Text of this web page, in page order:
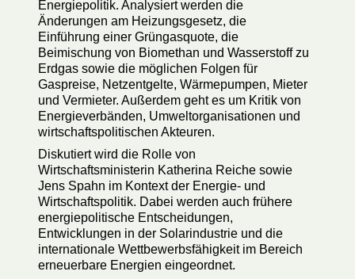
Energiepolitik. Analysiert werden die
Änderungen am Heizungsgesetz, die
Einführung einer Grüngasquote, die
Beimischung von Biomethan und Wasserstoff zu
Erdgas sowie die möglichen Folgen für
Gaspreise, Netzentgelte, Wärmepumpen, Mieter
und Vermieter. Außerdem geht es um Kritik von
Energieverbänden, Umweltorganisationen und
wirtschaftspolitischen Akteuren.
Diskutiert wird die Rolle von
Wirtschaftsministerin Katherina Reiche sowie
Jens Spahn im Kontext der Energie- und
Wirtschaftspolitik. Dabei werden auch frühere
energiepolitische Entscheidungen,
Entwicklungen in der Solarindustrie und die
internationale Wettbewerbsfähigkeit im Bereich
erneuerbare Energien eingeordnet.